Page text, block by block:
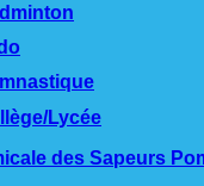
Lycée
des Sapeurs